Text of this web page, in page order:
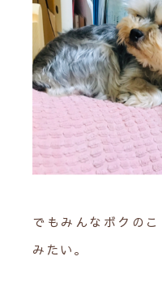
でもみんなボクの
みたい。